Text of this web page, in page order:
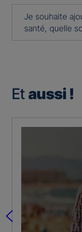
Je souhaite
santé, quelle
Et aussi !